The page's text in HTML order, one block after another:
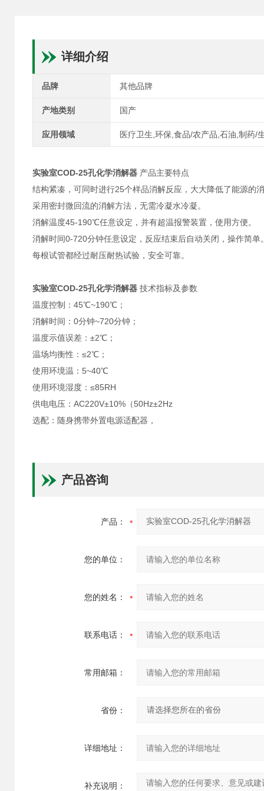
详细介绍
品牌 其他品牌
产地类别 国产
应用领域 医疗卫生,环保,食品/农产品,石油,制药/
实验室COD-25孔化学消解器 产品主要特点
结构紧凑，可同时进行25个样品消解反应，大大降低了能源的
采用密封微回流的消解方法，无需冷凝水冷凝。
消解温度45-190℃任意设定，并有超温报警装置，使用方便。
消解时间0-720分钟任意设定，反应结束后自动关闭，操作简单
每根试管都经过耐压耐热试验，安全可靠。
实验室COD-25孔化学消解器 技术指标及参数
温度控制：45℃~190℃；
消解时间：0分钟~720分钟；
温度示值误差：±2℃；
温场均衡性：≤2℃；
使用环境温：5~40℃
使用环境湿度：≤85RH
供电电压：AC220V±10%（50Hz±2Hz
选配：随身携带外置电源适配器，
产品咨询
产品：
您的单位：
您的姓名：
联系电话：
常用邮箱：
省份：
详细地址：
补充说明：